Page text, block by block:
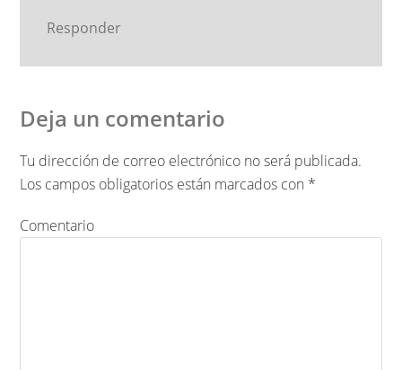
Responder
Deja un comentario
Tu dirección de correo electrónico no será publicada.
Los campos obligatorios están marcados con *
Comentario